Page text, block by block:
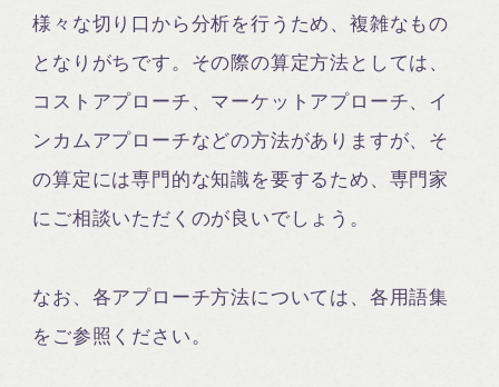
様々な切り口から分析を行うため、複雑なもの
となりがちです。その際の算定方法としては、
コストアプローチ、マーケットアプローチ、イ
ンカムアプローチなどの方法がありますが、そ
の算定には専門的な知識を要するため、専門家
にご相談いただくのが良いでしょう。
なお、各アプローチ方法については、各用語集
をご参照ください。